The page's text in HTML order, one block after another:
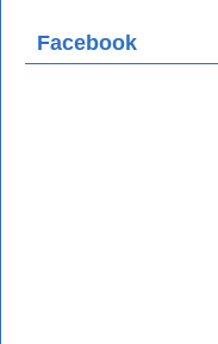
Facebook